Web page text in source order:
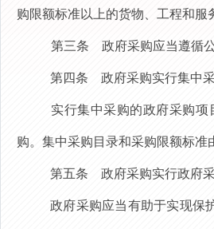
购限额标准以上的货物、工程和服
第三条 政府采购应当遵循
第四条 政府采购实行集中
实行集中采购的政府采购
购。集中采购目录和采购限额标准
第五条 政府采购实行政府
政府采购应当有助于实现保